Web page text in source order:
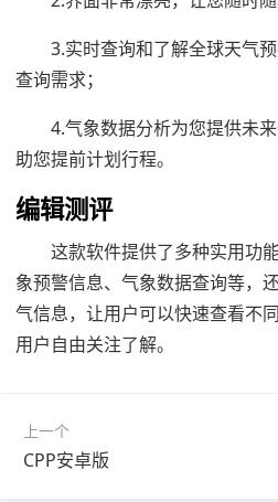
3.实时查询和了解全球天气
查询需求；
4.气象数据分析为您提供未
助您提前计划行程。
编辑测评
这款软件提供了多种实用功
象预警信息、气象数据查询等，
气信息，让用户可以快速查看不
用户自由关注了解。
上一个
CPP安卓版